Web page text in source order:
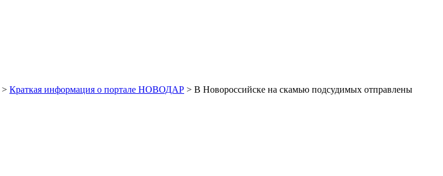
> Краткая информация о портале НОВОДАР > В Новороссийске на скамью подсудимых отправлены